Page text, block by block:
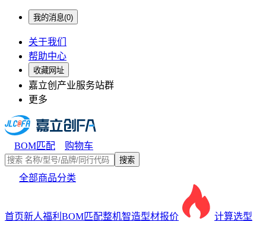
我的消息(0)
关于我们
帮助中心
收藏网址
嘉立创产业服务站群
更多
BOM匹配 购物车
搜索
全部商品分类
首页新人福利 BOM匹配整机智造型材报价
计算选型